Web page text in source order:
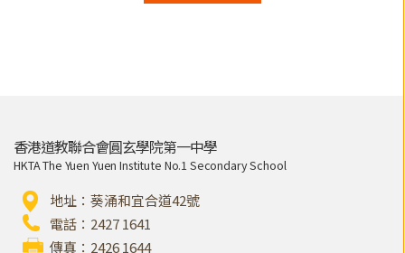
香港道教聯合會圓玄學院第一中學
HKTA The Yuen Yuen Institute No.1 Secondary School
地址：葵涌和宜合道42號
電話：2427 1641
傳真：2426 1644